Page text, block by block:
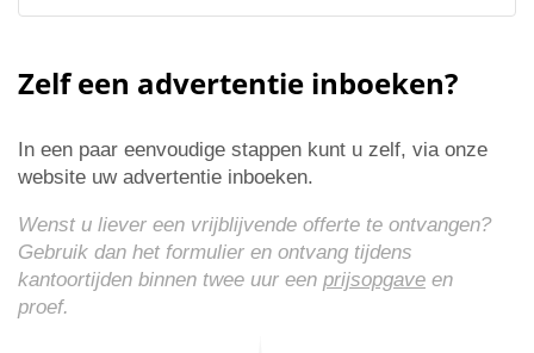
Zelf een advertentie inboeken?
In een paar eenvoudige stappen kunt u zelf, via onze
website uw advertentie inboeken.
Wenst u liever een vrijblijvende offerte te ontvangen?
Gebruik dan het formulier en ontvang tijdens
kantoortijden binnen twee uur een prijsopgave en
proef.